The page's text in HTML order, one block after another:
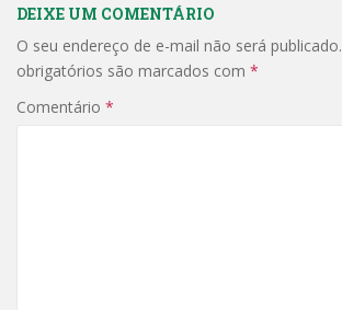
DEIXE UM COMENTÁRIO
O seu endereço de e-mail não será publicado.
obrigatórios são marcados com *
Comentário *